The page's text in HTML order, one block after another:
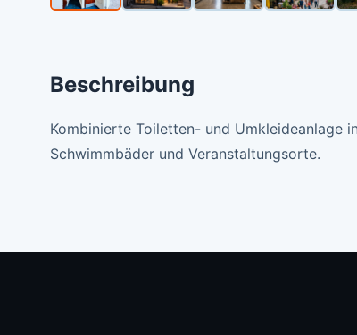
Beschreibung
Kombinierte Toiletten- und Umkleideanlage
Schwimmbäder und Veranstaltungsorte.